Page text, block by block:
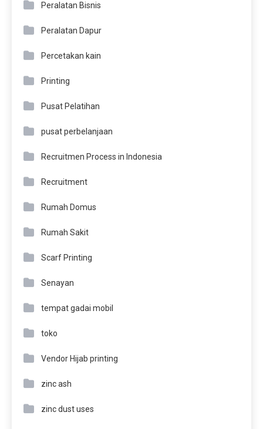
Peralatan Bisnis
Peralatan Dapur
Percetakan kain
Printing
Pusat Pelatihan
pusat perbelanjaan
Recruitmen Process in Indonesia
Recruitment
Rumah Domus
Rumah Sakit
Scarf Printing
Senayan
tempat gadai mobil
toko
Vendor Hijab printing
zinc ash
zinc dust uses